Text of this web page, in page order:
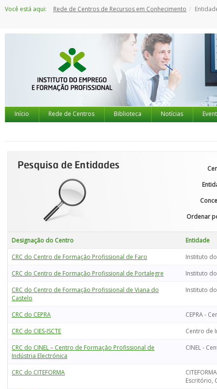
paraVocê está aqui: Rede de Centros de Recursos em Conhecimento
Início Rede de Centros Biblioteca Notícias
Ordenar
Designação do Centro
Entidade
CRC do Centro de Formação Profissional de Faro
Instituto
CRC do Centro de Formação Profissional de Portalegre
Instituto
CRC do Centro de Formação Profissional de Viana do
Castelo
Instituto
CRC do CEPRA
CEPRA -
CRC do CIES-ISCTE
Centro de
CRC do CINEL – Centro de Formação Profissional de
Indústria Electrónica
CINEL -
CRC do CITEFORMA
Escritório,